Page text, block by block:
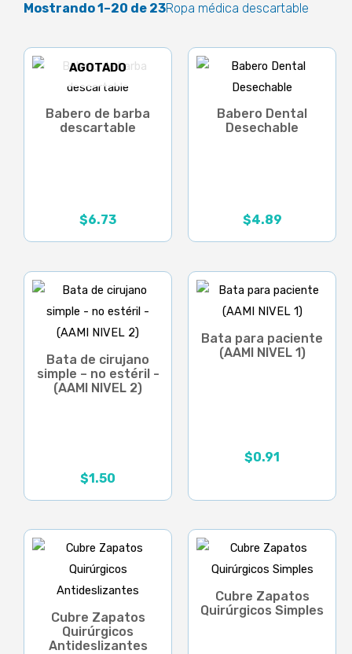
Mostrando 1–20 de 23Ropa médica descartable
AGOTADO
Babero de barba
descartable
$6.73
Babero Dental
Desechable
$4.89
Bata de cirujano
simple – no estéril -
(AAMI NIVEL 2)
$1.50
Bata para paciente
(AAMI NIVEL 1)
$0.91
Cubre Zapatos
Quirúrgicos
Antideslizantes
Cubre Zapatos
Quirúrgicos Simples